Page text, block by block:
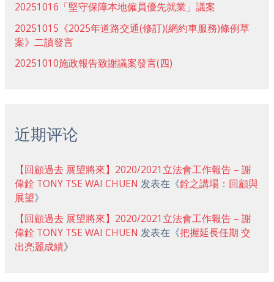
20251016「堅守保障本地僱員優先就業」議案
20251015《2025年道路交通(修訂)(網約車服務)條例草
案》二讀發言
20251010施政報告致謝議案發言(四)
近期评论
【回顧過去 展望將來】2020/2021立法會工作報告 – 謝
偉銓 TONY TSE WAI CHUEN 发表在《銓之講場：回顧與
展望》
【回顧過去 展望將來】2020/2021立法會工作報告 – 謝
偉銓 TONY TSE WAI CHUEN 发表在《把握延長任期 交
出亮麗成績》